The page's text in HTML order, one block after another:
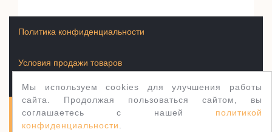
Мы используем cookies для улучшения работы
сайта. Продолжая пользоваться сайтом, вы
соглашаетесь с нашей политикой
конфиденциальности
Условия продажи товаров
Политика конфиденциальности
Полуось.рф 2003-2026 WordPress тема Jewellery